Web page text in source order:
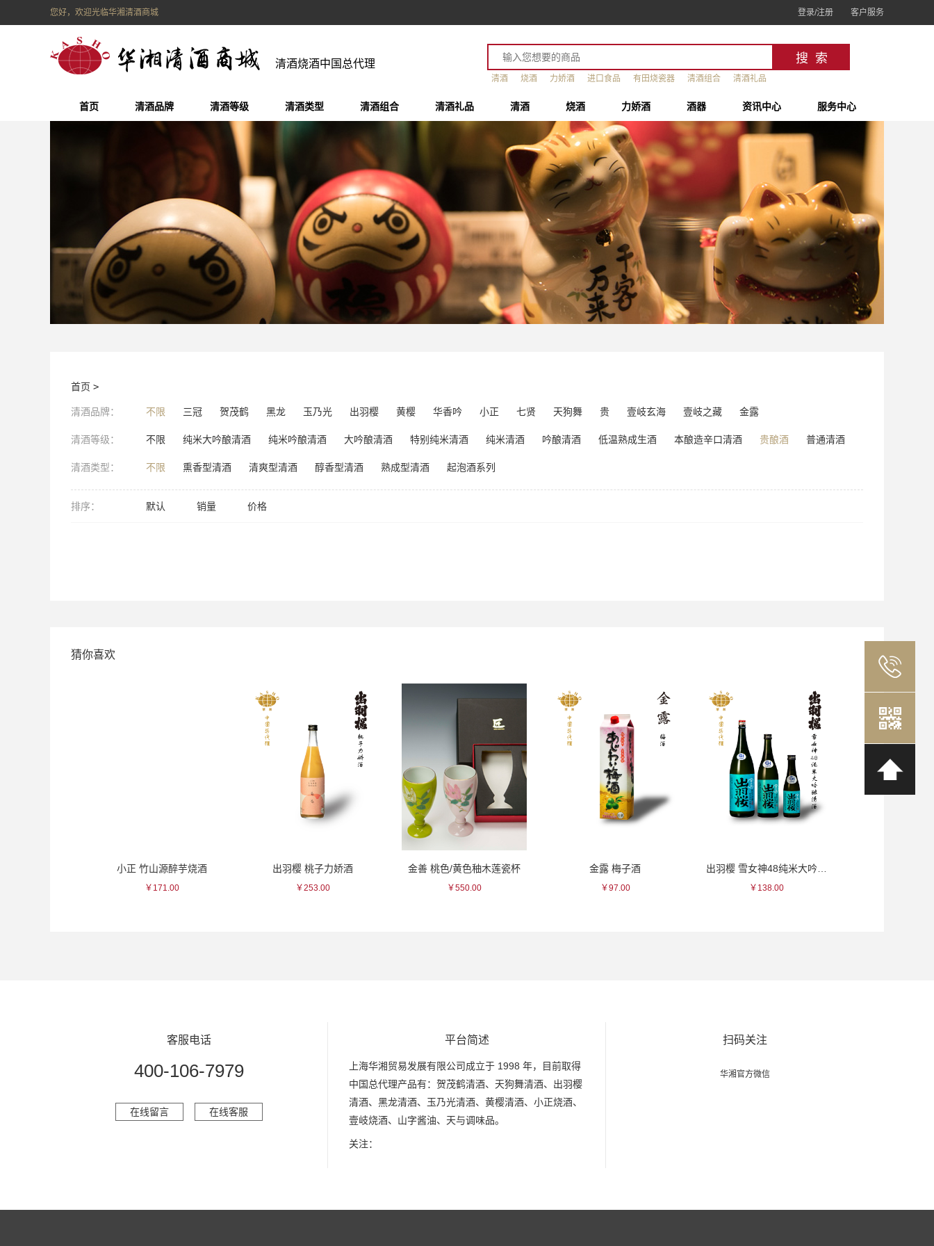
您好，欢迎光临华湘清酒商城 登录/注册 客户服务
清酒烧酒中国总代理
清酒 烧酒 力娇酒 进口食品 有田烧瓷器 清酒组合 清酒礼品
首页 清酒品牌 清酒等级 清酒类型 清酒组合 清酒礼品 清酒 烧酒 力娇酒 酒器 资讯中心 服务中心
首页 >
清酒品牌： 不限 三冠 贺茂鹤 黑龙 玉乃光 出羽樱 黄樱 华香吟 小正 七贤 天狗舞 贵 壹岐玄海 壹岐之藏 金露
清酒等级： 不限 纯米大吟酿清酒 纯米吟酿清酒 大吟酿清酒 特别纯米清酒 纯米清酒 吟酿清酒 低温熟成生酒 本酿造辛口清酒 贵酿酒 普通清酒
清酒类型： 不限 熏香型清酒 清爽型清酒 醇香型清酒 熟成型清酒 起泡酒系列
排序： 默认 销量 价格
猜你喜欢
小正 竹山源醉芋烧酒
￥171.00
出羽樱 桃子力娇酒
￥253.00
金善 桃色/黄色秞木莲瓷杯
￥550.00
金露 梅子酒
￥97.00
出羽樱 雪女神48纯米大吟酿清酒
￥138.00
客服电话
400-106-7979
在线留言 在线客服
平台简述
上海华湘贸易发展有限公司成立于 1998 年，目前取得
中国总代理产品有：贺茂鹤清酒、天狗舞清酒、出羽樱
清酒、黑龙清酒、玉乃光清酒、黄樱清酒、小正烧酒、
壹岐烧酒、山字酱油、天与调味品。
关注：
扫码关注
华湘官方微信